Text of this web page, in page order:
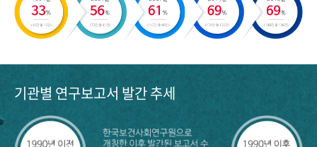
기관별 연구보고서 발간 추세